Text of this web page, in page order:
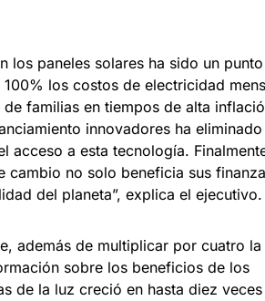
los paneles solares ha sido un punto
los costos de electricidad
familias en tiempos de alta
innovadores ha
acceso a esta tecnología.
cambio no solo beneficia sus
del planeta”, explica el ejecutivo.
además de multiplicar por cuatro la
sobre los beneficios de los
de la luz creció en hasta diez veces